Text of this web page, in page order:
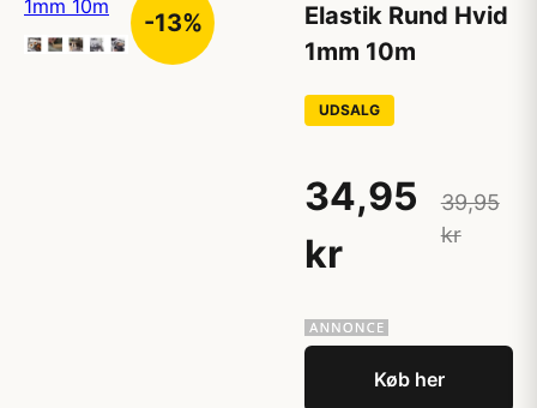
-13%
Elastik Rund Hvid
1mm 10m
UDSALG
34,95
kr
39,95
kr
Køb her